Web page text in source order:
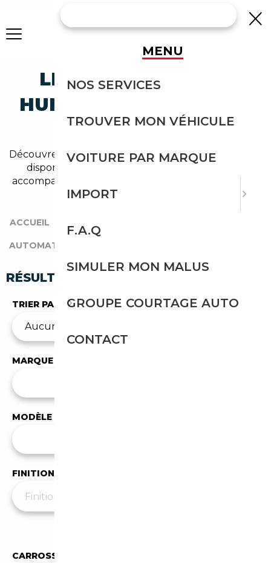
LES AUTOMATIQUE
HUMMER AU MEILLEUR
PRIX
Découvrez un large choix de hummer automatique
disponibles rapidement ! Courtage Auto vous
accompagne dans toutes vos démarches jusqu'à la
livraison du véhicule.
ACCUEIL
AUTOMATIQUE
RÉSULTATS DE VOTRE RECHERCHE
TRIER PAR
MARQUE
MODÈLE
FINITION
CARROSSERIE
MENU
NOS SERVICES
TROUVER MON VÉHICULE
VOITURE PAR MARQUE
IMPORT
F.A.Q
SIMULER MON MALUS
GROUPE COURTAGE AUTO
CONTACT